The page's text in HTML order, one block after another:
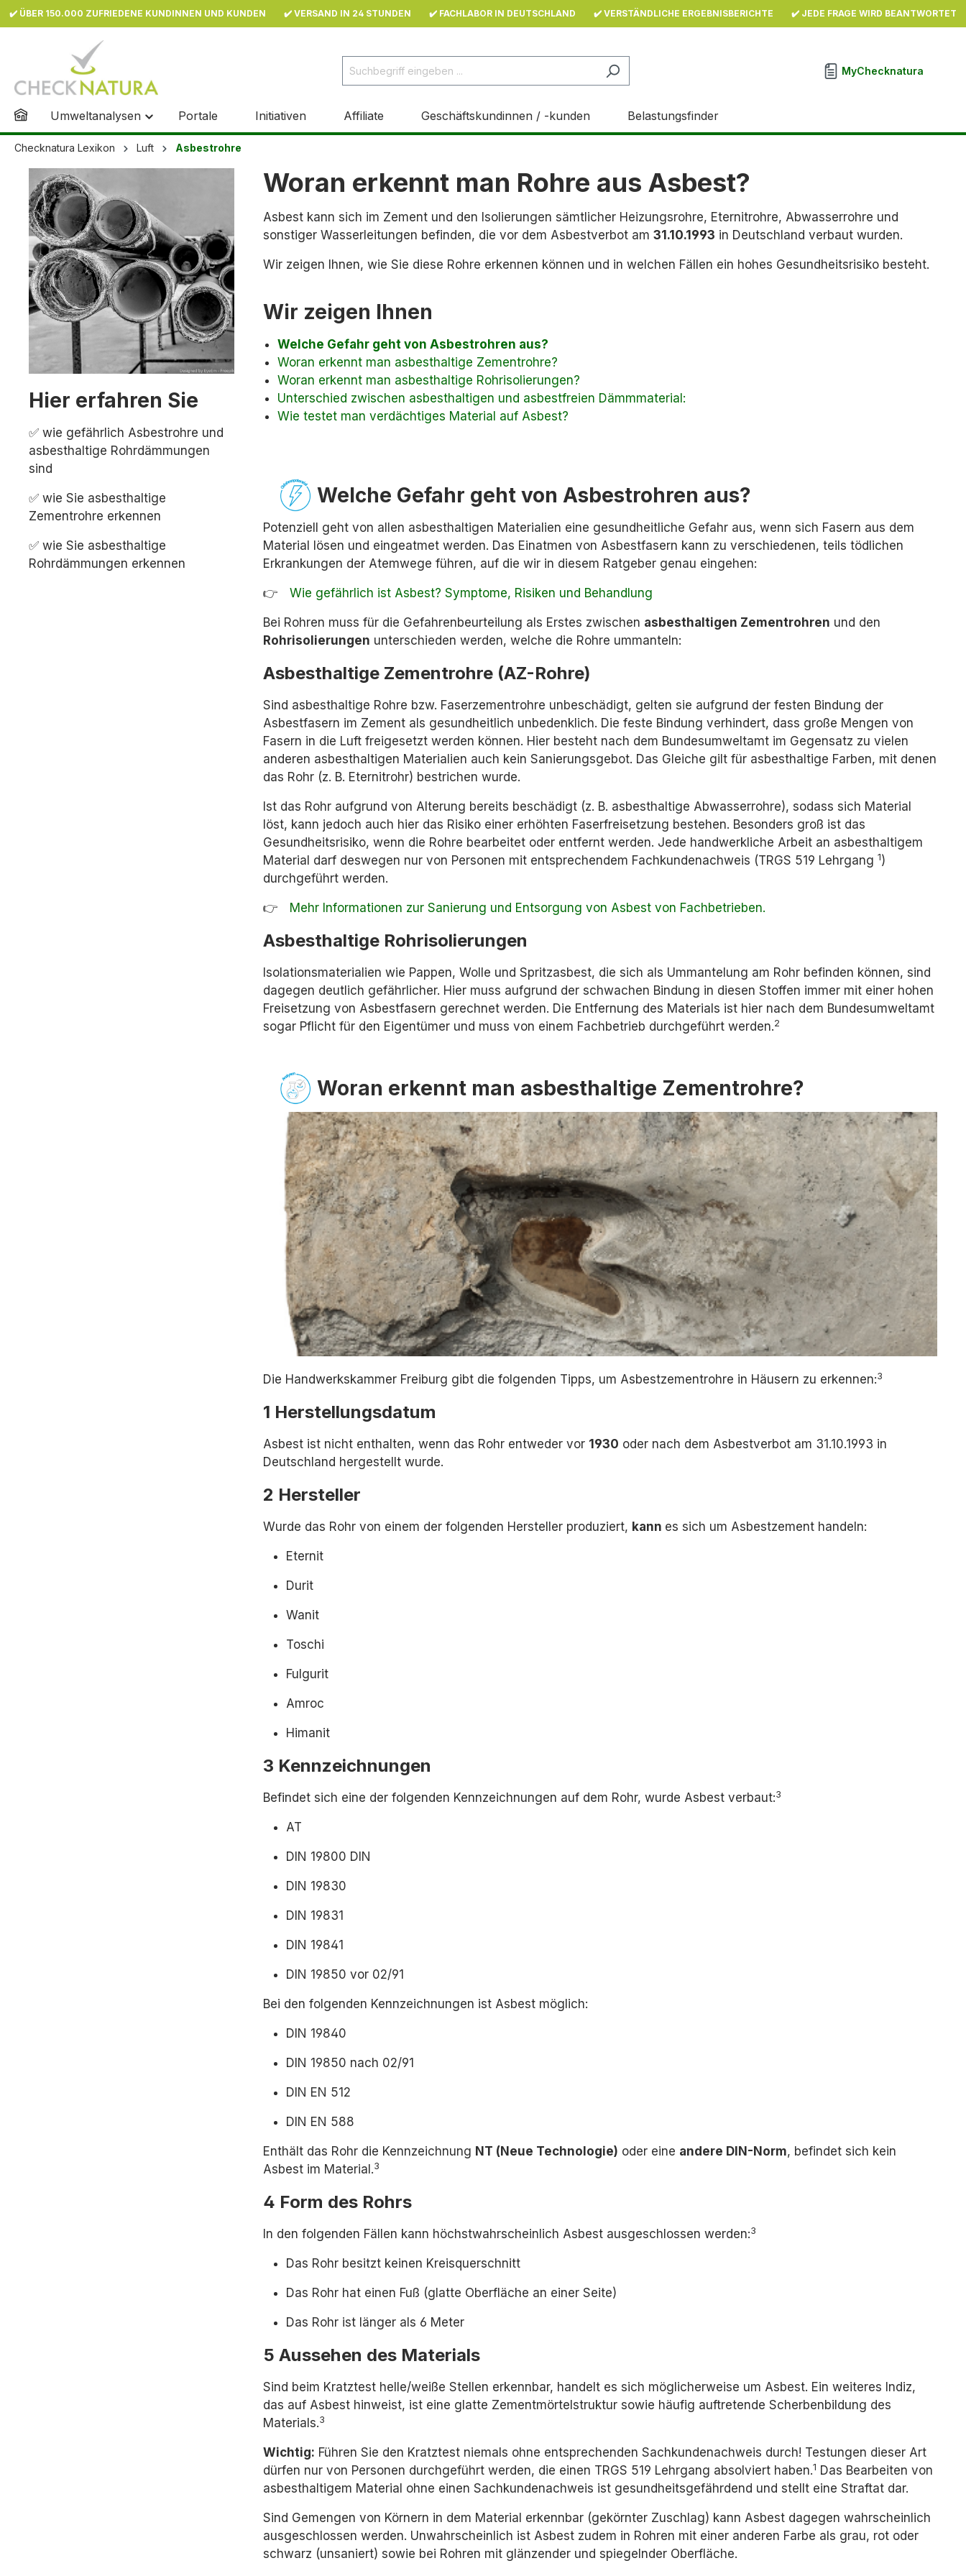
springen
✔️ ÜBER 150.000 ZUFRIEDENE KUNDINNEN UND KUNDEN ✔️ VERSAND IN 24 STUNDEN ✔️ FACHLABOR IN DEUTSCHLAND ✔️ VERSTÄNDLICHE ERGEBNISBERICHTE ✔️ JEDE FRAGE WIRD BEANTWORTET
MyChecknatura
Umweltanalysen Portale Initiativen Affiliate Geschäftskundinnen / -kunden Belastungsfinder
Checknatura Lexikon Luft Asbestrohre
Hier erfahren Sie
✅ wie gefährlich Asbestrohre und
asbesthaltige Rohrdämmungen
sind
✅ wie Sie asbesthaltige
Zementrohre erkennen
✅ wie Sie asbesthaltige
Rohrdämmungen erkennen
Woran erkennt man Rohre aus Asbest?
Asbest kann sich im Zement und den Isolierungen sämtlicher Heizungsrohre, Eternitrohre, Abwasserrohre und
sonstiger Wasserleitungen befinden, die vor dem Asbestverbot am 31.10.1993 in Deutschland verbaut wurden.
Wir zeigen Ihnen, wie Sie diese Rohre erkennen können und in welchen Fällen ein hohes Gesundheitsrisiko besteht.
Wir zeigen Ihnen
Welche Gefahr geht von Asbestrohren aus?
Woran erkennt man asbesthaltige Zementrohre?
Woran erkennt man asbesthaltige Rohrisolierungen?
Unterschied zwischen asbesthaltigen und asbestfreien Dämmmaterial:
Wie testet man verdächtiges Material auf Asbest?
Welche Gefahr geht von Asbestrohren aus?
Potenziell geht von allen asbesthaltigen Materialien eine gesundheitliche Gefahr aus, wenn sich Fasern aus dem
Material lösen und eingeatmet werden. Das Einatmen von Asbestfasern kann zu verschiedenen, teils tödlichen
Erkrankungen der Atemwege führen, auf die wir in diesem Ratgeber genau eingehen:
👉ﾠ Wie gefährlich ist Asbest? Symptome, Risiken und Behandlung
Bei Rohren muss für die Gefahrenbeurteilung als Erstes zwischen asbesthaltigen Zementrohren und den
Rohrisolierungen unterschieden werden, welche die Rohre ummanteln:
Asbesthaltige Zementrohre (AZ-Rohre)
Sind asbesthaltige Rohre bzw. Faserzementrohre unbeschädigt, gelten sie aufgrund der festen Bindung der
Asbestfasern im Zement als gesundheitlich unbedenklich. Die feste Bindung verhindert, dass große Mengen von
Fasern in die Luft freigesetzt werden können. Hier besteht nach dem Bundesumweltamt im Gegensatz zu vielen
anderen asbesthaltigen Materialien auch kein Sanierungsgebot. Das Gleiche gilt für asbesthaltige Farben, mit denen
das Rohr (z. B. Eternitrohr) bestrichen wurde.
Ist das Rohr aufgrund von Alterung bereits beschädigt (z. B. asbesthaltige Abwasserrohre), sodass sich Material
löst, kann jedoch auch hier das Risiko einer erhöhten Faserfreisetzung bestehen. Besonders groß ist das
Gesundheitsrisiko, wenn die Rohre bearbeitet oder entfernt werden. Jede handwerkliche Arbeit an asbesthaltigem
Material darf deswegen nur von Personen mit entsprechendem Fachkundenachweis (TRGS 519 Lehrgang 1)
durchgeführt werden.
👉ﾠ Mehr Informationen zur Sanierung und Entsorgung von Asbest von Fachbetrieben.
Asbesthaltige Rohrisolierungen
Isolationsmaterialien wie Pappen, Wolle und Spritzasbest, die sich als Ummantelung am Rohr befinden können, sind
dagegen deutlich gefährlicher. Hier muss aufgrund der schwachen Bindung in diesen Stoffen immer mit einer hohen
Freisetzung von Asbestfasern gerechnet werden. Die Entfernung des Materials ist hier nach dem Bundesumweltamt
sogar Pflicht für den Eigentümer und muss von einem Fachbetrieb durchgeführt werden.2
Woran erkennt man asbesthaltige Zementrohre?
Die Handwerkskammer Freiburg gibt die folgenden Tipps, um Asbestzementrohre in Häusern zu erkennen:3
1 Herstellungsdatum
Asbest ist nicht enthalten, wenn das Rohr entweder vor 1930 oder nach dem Asbestverbot am 31.10.1993 in
Deutschland hergestellt wurde.
2 Hersteller
Wurde das Rohr von einem der folgenden Hersteller produziert, kann es sich um Asbestzement handeln:
Eternit
Durit
Wanit
Toschi
Fulgurit
Amroc
Himanit
3 Kennzeichnungen
Befindet sich eine der folgenden Kennzeichnungen auf dem Rohr, wurde Asbest verbaut:3
AT
DIN 19800 DIN
DIN 19830
DIN 19831
DIN 19841
DIN 19850 vor 02/91
Bei den folgenden Kennzeichnungen ist Asbest möglich:
DIN 19840
DIN 19850 nach 02/91
DIN EN 512
DIN EN 588
Enthält das Rohr die Kennzeichnung NT (Neue Technologie) oder eine andere DIN-Norm, befindet sich kein
Asbest im Material.3
4 Form des Rohrs
In den folgenden Fällen kann höchstwahrscheinlich Asbest ausgeschlossen werden:3
Das Rohr besitzt keinen Kreisquerschnitt
Das Rohr hat einen Fuß (glatte Oberfläche an einer Seite)
Das Rohr ist länger als 6 Meter
5 Aussehen des Materials
Sind beim Kratztest helle/weiße Stellen erkennbar, handelt es sich möglicherweise um Asbest. Ein weiteres Indiz,
das auf Asbest hinweist, ist eine glatte Zementmörtelstruktur sowie häufig auftretende Scherbenbildung des
Materials.3
Wichtig: Führen Sie den Kratztest niemals ohne entsprechenden Sachkundenachweis durch! Testungen dieser Art
dürfen nur von Personen durchgeführt werden, die einen TRGS 519 Lehrgang absolviert haben.1 Das Bearbeiten von
asbesthaltigem Material ohne einen Sachkundenachweis ist gesundheitsgefährdend und stellt eine Straftat dar.
Sind Gemengen von Körnern in dem Material erkennbar (gekörnter Zuschlag) kann Asbest dagegen wahrscheinlich
ausgeschlossen werden. Unwahrscheinlich ist Asbest zudem in Rohren mit einer anderen Farbe als grau, rot oder
schwarz (unsaniert) sowie bei Rohren mit glänzender und spiegelnder Oberfläche.